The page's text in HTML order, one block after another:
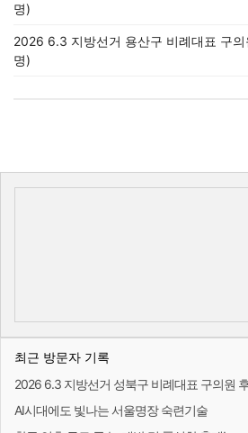
명)
2026 6.3 지방선거 용산구 비례대표 구
명)
최근 방문자 기록
2026 6.3 지방선거 성북구 비례대표 구의원
AI시대에도 빛나는 서울명장 숙련기술